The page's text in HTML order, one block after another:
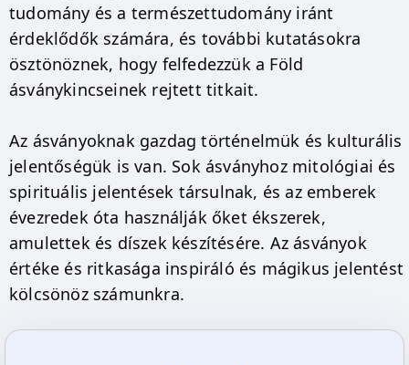
tudomány és a természettudomány iránt
érdeklődők számára, és további kutatásokra
ösztönöznek, hogy felfedezzük a Föld
ásványkincseinek rejtett titkait.
Az ásványoknak gazdag történelmük és kulturális
jelentőségük is van. Sok ásványhoz mitológiai és
spirituális jelentések társulnak, és az emberek
évezredek óta használják őket ékszerek,
amulettek és díszek készítésére. Az ásványok
értéke és ritkasága inspiráló és mágikus jelentést
kölcsönöz számunkra.